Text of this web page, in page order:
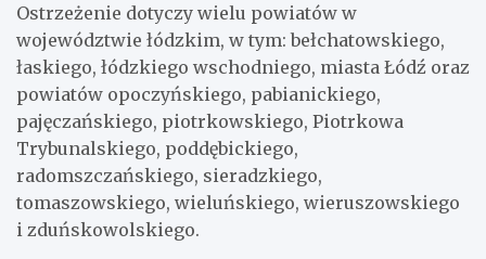
Ostrzeżenie dotyczy wielu powiatów w
województwie łódzkim, w tym: bełchatowskiego,
łaskiego, łódzkiego wschodniego, miasta Łódź oraz
powiatów opoczyńskiego, pabianickiego,
pajęczańskiego, piotrkowskiego, Piotrkowa
Trybunalskiego, poddębickiego,
radomszczańskiego, sieradzkiego,
tomaszowskiego, wieluńskiego, wieruszowskiego
i zduńskowolskiego.